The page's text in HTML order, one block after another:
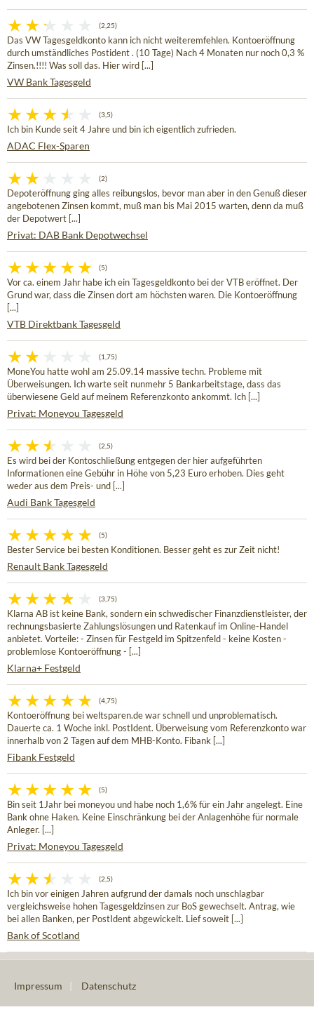
(2,25)
Das VW Tagesgeldkonto kann ich nicht weiteremfehlen. Kontoeröffnung
durch umständliches Postident . (10 Tage) Nach 4 Monaten nur noch 0,3 %
Zinsen.!!!! Was soll das. Hier wird [...]
VW Bank Tagesgeld
(3,5)
Ich bin Kunde seit 4 Jahre und bin ich eigentlich zufrieden.
ADAC Flex-Sparen
(2)
Depoteröffnung ging alles reibungslos, bevor man aber in den Genuß dieser
angebotenen Zinsen kommt, muß man bis Mai 2015 warten, denn da muß
der Depotwert [...]
Privat: DAB Bank Depotwechsel
(5)
Vor ca. einem Jahr habe ich ein Tagesgeldkonto bei der VTB eröffnet. Der
Grund war, dass die Zinsen dort am höchsten waren. Die Kontoeröffnung
[...]
VTB Direktbank Tagesgeld
(1,75)
MoneYou hatte wohl am 25.09.14 massive techn. Probleme mit
Überweisungen. Ich warte seit nunmehr 5 Bankarbeitstage, dass das
überwiesene Geld auf meinem Referenzkonto ankommt. Ich [...]
Privat: Moneyou Tagesgeld
(2,5)
Es wird bei der Kontoschließung entgegen der hier aufgeführten
Informationen eine Gebühr in Höhe von 5,23 Euro erhoben. Dies geht
weder aus dem Preis- und [...]
Audi Bank Tagesgeld
(5)
Bester Service bei besten Konditionen. Besser geht es zur Zeit nicht!
Renault Bank Tagesgeld
(3,75)
Klarna AB ist keine Bank, sondern ein schwedischer Finanzdienstleister, der
rechnungsbasierte Zahlungslösungen und Ratenkauf im Online-Handel
anbietet. Vorteile: - Zinsen für Festgeld im Spitzenfeld - keine Kosten -
problemlose Kontoeröffnung - [...]
Klarna+ Festgeld
(4,75)
Kontoeröffnung bei weltsparen.de war schnell und unproblematisch.
Dauerte ca. 1 Woche inkl. PostIdent. Überweisung vom Referenzkonto war
innerhalb von 2 Tagen auf dem MHB-Konto. Fibank [...]
Fibank Festgeld
(5)
Bin seit 1Jahr bei moneyou und habe noch 1,6% für ein Jahr angelegt. Eine
Bank ohne Haken. Keine Einschränkung bei der Anlagenhöhe für normale
Anleger. [...]
Privat: Moneyou Tagesgeld
(2,5)
Ich bin vor einigen Jahren aufgrund der damals noch unschlagbar
vergleichsweise hohen Tagesgeldzinsen zur BoS gewechselt. Antrag, wie
bei allen Banken, per PostIdent abgewickelt. Lief soweit [...]
Bank of Scotland
Impressum Datenschutz